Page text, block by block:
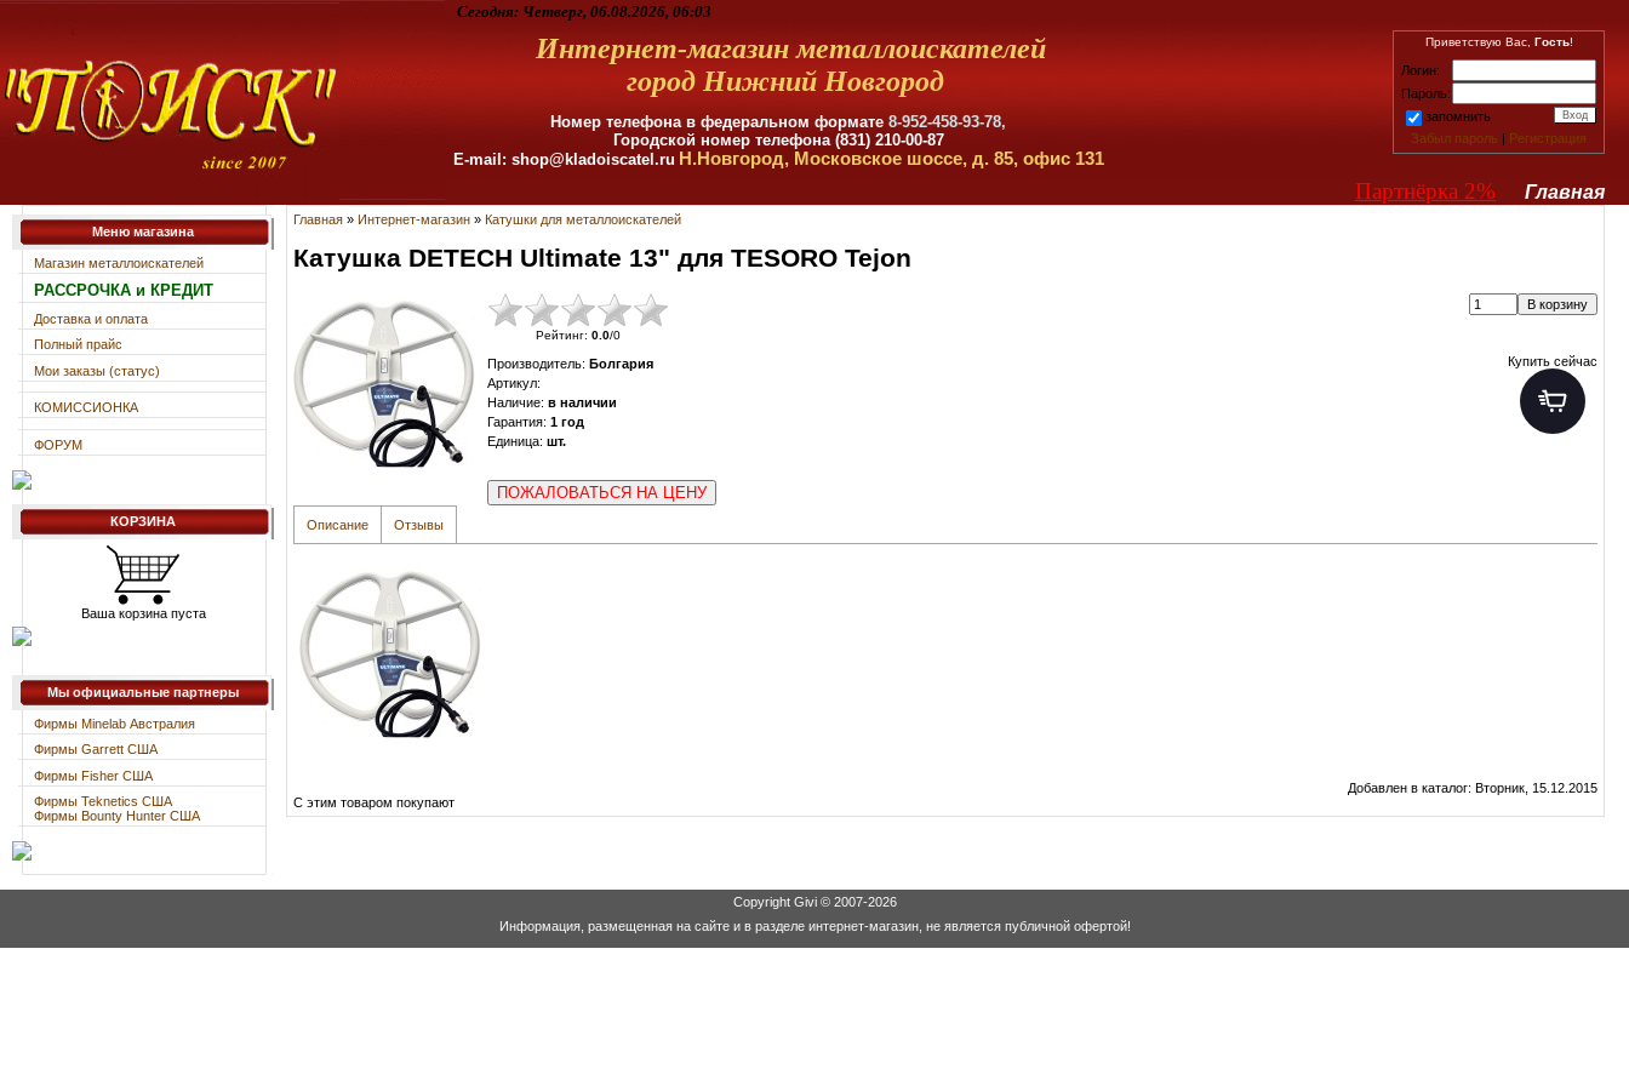
Сегодня: Четверг, 06.08.2026, 06:03
Интернет-магазин металлоискателей
город Нижний Новгород
Номер телефона в федеральном формате 8-952-458-93-78,
Городской номер телефона (831) 210-00-87
E-mail: shop@kladoiscatel.ru Н.Новгород, Московское шоссе, д. 85, офис 131
Приветствую Вас, Гость!
Логин:
Пароль:
запомнить
Забыл пароль | Регистрация
Партнёрка 2% Главная
Меню магазина
Магазин металлоискателей
РАССРОЧКА и КРЕДИТ
Доставка и оплата
Полный прайс
Мои заказы (статус)
КОМИССИОНКА
ФОРУМ
КОРЗИНА
Ваша корзина пуста
Мы официальные партнеры
Фирмы Minelab Австралия
Фирмы Garrett США
Фирмы Fisher США
Фирмы Teknetics США
Фирмы Bounty Hunter США
Главная » Интернет-магазин » Катушки для металлоискателей
Катушка DETECH Ultimate 13" для TESORO Tejon
Рейтинг: 0.0/0
Производитель: Болгария
Артикул:
Наличие: в наличии
Гарантия: 1 год
Единица: шт.
ПОЖАЛОВАТЬСЯ НА ЦЕНУ
Купить сейчас
Описание Отзывы
Добавлен в каталог: Вторник, 15.12.2015
С этим товаром покупают
Copyright Givi© 2007-2026
Информация, размещенная на сайте и в разделе интернет-магазин, не является публичной офертой!